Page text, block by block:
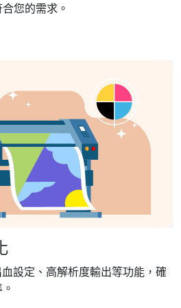
您的需求。
設定、高解析度輸出等功能，確